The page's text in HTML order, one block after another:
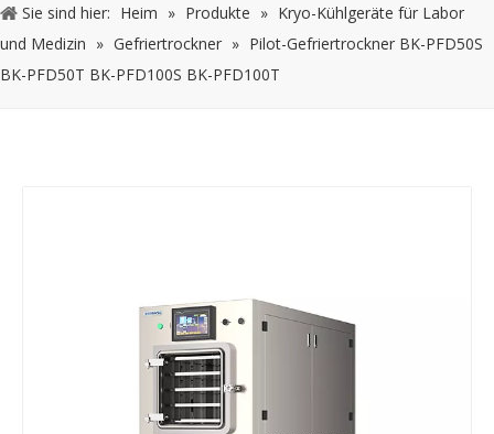
Haftung
20240510
Sie sind hier: Heim » Produkte » Kryo-Kühlgeräte für Labor
und Medizin » Gefriertrockner » Pilot-Gefriertrockner BK-PFD50S
BK-PFD50T BK-PFD100S BK-PFD100T